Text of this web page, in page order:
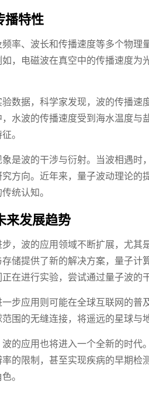
播特性
率、波长和传播速度等多个物
，电磁波在真空中的传播速度
数据，科学家发现，波的传播速
水波的传播速度受到海水温度
。
是波的干涉与衍射。当波相遇
方向。近年来，量子波动理论
统认知。
来发展趋势
，波的应用领域不断扩展，尤
储提供了新的解决方案，量子
在进行实验，尝试通过量子波的
步应用则可能在全球互联网的
围的无缝连接，将遥远的星球与
的应用也将进入一个全新的时
的限制，甚至实现疾病的早期
。